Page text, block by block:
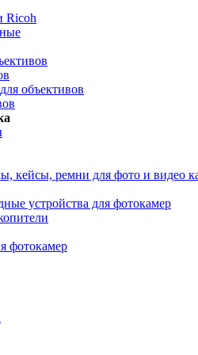
Ricoh
объективов
кейсы, ремни для фото и видео
устройства для фотокамер
фотокамер